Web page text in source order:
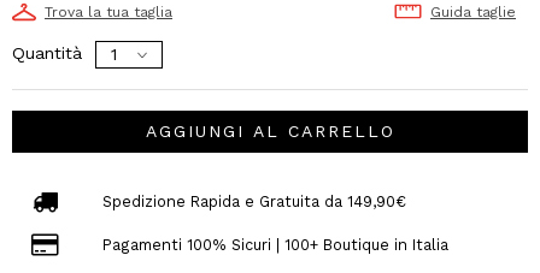
Trova la tua taglia Guida taglie
Quantità
AGGIUNGI AL CARRELLO
Spedizione Rapida e Gratuita da 149,90€
Pagamenti 100% Sicuri | 100+ Boutique in Italia